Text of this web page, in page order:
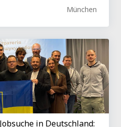
München
in Deutschland: